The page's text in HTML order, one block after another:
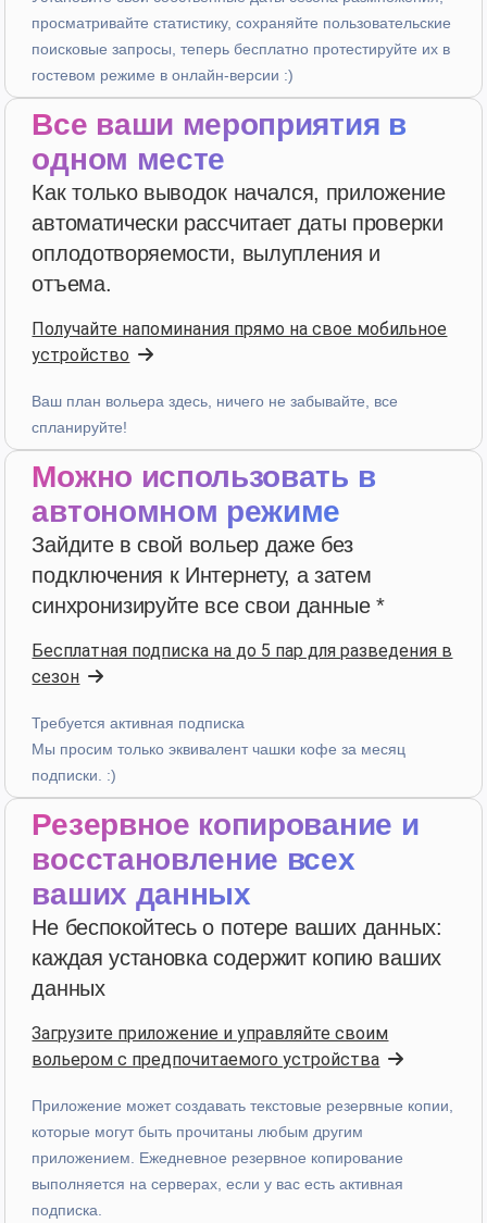
A... · Italy
star
Пятизвездочный рейтинг
3 недели назад
Patrick Salmon
starstarstarstarstar
4 недели назад
starstarstarstarstar
“ancora qualche piccola integrazione ma andiamo
Hans van de wetering · Nederland
“Te veel kans op foutieve ingave van data. Wordt te
в прошлом месяце
Z. E. ·Switzerland
starstarstarstarstar v4.3.21
Пятизвездочный рейтинг
в прошлом месяце
Пятизвездочный рейтинг
starstarstarstarstar v4.3.21
“Sinto falta de poder criar novas categorias nas
просматривайте статистику, сохраняйте пользовательские
поисковые запросы, теперь бесплатно протестируйте их в
гостевом режиме в онлайн-версии :)
Все ваши мероприятия в
одном месте
Как только выводок начался, приложение
автоматически рассчитает даты проверки
оплодотворяемости, вылупления и
отъема.
Получайте напоминания прямо на свое мобильное
устройство
Ваш план вольера здесь, ничего не забывайте, все
спланируйте!
Можно использовать в
автономном режиме
Зайдите в свой вольер даже без
подключения к Интернету, а затем
синхронизируйте все свои данные *
Бесплатная подписка на до 5 пар для разведения в
сезон
Требуется активная подписка
Мы просим только эквивалент чашки кофе за месяц
подписки. :)
Резервное копирование и
восстановление всех
ваших данных
Не беспокойтесь о потере ваших данных:
каждая установка содержит копию ваших
данных
Загрузите приложение и управляйте своим
вольером с предпочитаемого устройства
Приложение может создавать текстовые резервные копии,
которые могут быть прочитаны любым другим
приложением. Ежедневное резервное копирование
выполняется на серверах, если у вас есть активная
подписка.